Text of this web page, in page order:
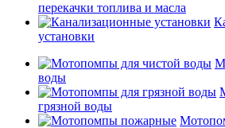
перекачки топлива и масла
установки
воды
грязной воды